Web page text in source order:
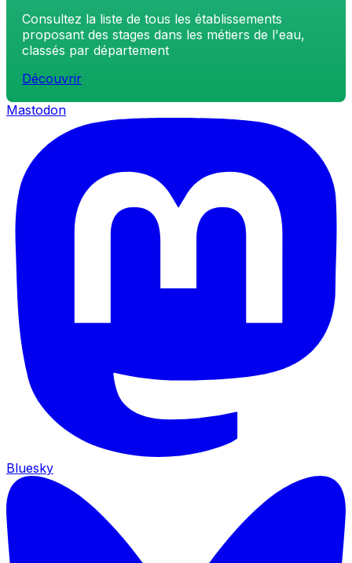
Consultez la liste de tous les établissements
proposant des stages dans les métiers de l'eau,
classés par département
Découvrir
Mastodon
Bluesky